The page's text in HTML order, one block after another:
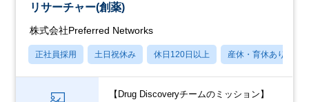
リサーチャー(創薬)
株式会社Preferred Networks
正社員採用 土日祝休み 休日120日以上 産休・育休あり
【Drug Discoveryチームのミッション】